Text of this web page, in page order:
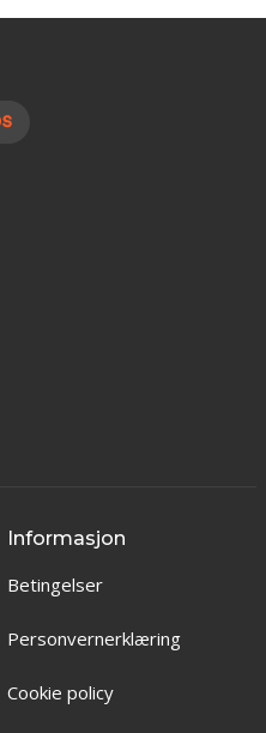
Informasjon
Betingelser
Personvernerklæring
Cookie policy